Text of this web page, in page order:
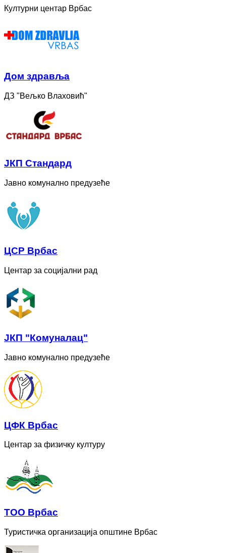
Културни центар Врбас
Дом здравља
ДЗ "Вељко Влаховић"
ЈКП Стандард
Јавно комунално предузеће
ЦСР Врбас
Центар за социјални рад
ЈКП "Комуналац"
Јавно комунално предузеће
ЦФК Врбас
Центар за физичку културу
ТОО Врбас
Туристичка организација општине Врбас